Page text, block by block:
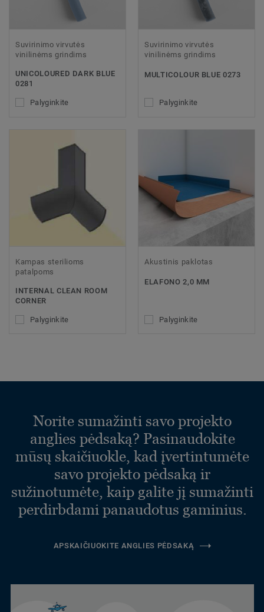
Suvirinimo virvutės
vinilinėms grindims
UNICOLOURED DARK BLUE
0281
Palyginkite
Suvirinimo virvutės
vinilinėms grindims
MULTICOLOUR BLUE 0273
Palyginkite
Kampas sterilioms
patalpoms
INTERNAL CLEAN ROOM
CORNER
Palyginkite
Akustinis paklotas
ELAFONO 2,0 MM
Palyginkite
Norite sumažinti savo projekto
anglies pėdsaką? Pasinaudokite
mūsų skaičiuokle, kad įvertintumėte
savo projekto pėdsaką ir
sužinotumėte, kaip galite jį sumažinti
perdirbdami panaudotus gaminius.
APSKAIČIUOKITE ANGLIES PĖDSAKĄ